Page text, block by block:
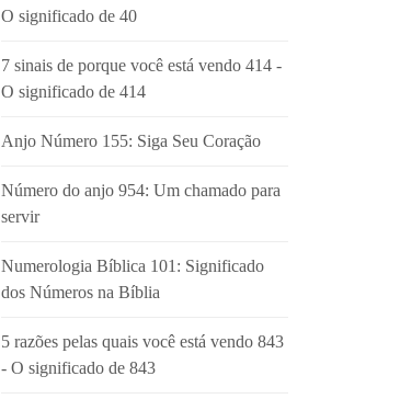
O significado de 40
7 sinais de porque você está vendo 414 -
O significado de 414
Anjo Número 155: Siga Seu Coração
Número do anjo 954: Um chamado para
servir
Numerologia Bíblica 101: Significado
dos Números na Bíblia
5 razões pelas quais você está vendo 843
- O significado de 843